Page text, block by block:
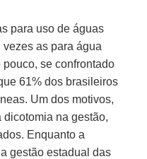
para uso de águas
as para água
se confrontado
61% dos brasileiros
Um dos motivos,
na gestão,
Enquanto a
gestão estadual das